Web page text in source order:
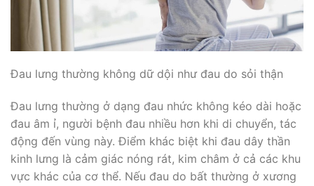
Đau lưng thường không dữ dội như đau do sỏi thận
Đau lưng thường ở dạng đau nhức không kéo dài hoặc
đau âm ỉ, người bệnh đau nhiều hơn khi di chuyển, tác
động đến vùng này. Điểm khác biệt khi đau dây thần
kinh lưng là cảm giác nóng rát, kim châm ở cả các khu
vực khác của cơ thể. Nếu đau do bất thường ở xương